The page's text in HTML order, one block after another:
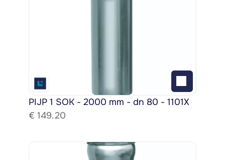
PIJP 1 SOK - 2000 mm - dn 80 - 1101X
€ 149.20